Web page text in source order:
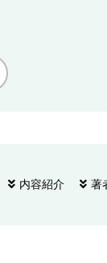
内容紹介 著